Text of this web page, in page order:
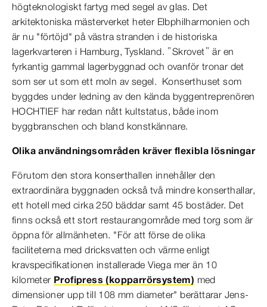
högteknologiskt fartyg med segel av glas. Det
arkitektoniska mästerverket heter Elbphilharmonien och
är nu "förtöjd" på västra stranden i de historiska
lagerkvarteren i Hamburg, Tyskland. ”Skrovet” är en
fyrkantig gammal lagerbyggnad och ovanför tronar det
som ser ut som ett moln av segel. Konserthuset som
byggdes under ledning av den kända byggentreprenören
HOCHTIEF har redan nått kultstatus, både inom
byggbranschen och bland konstkännare.
Olika användningsområden kräver flexibla lösningar
Förutom den stora konserthallen innehåller den
extraordinära byggnaden också två mindre konserthallar,
ett hotell med cirka 250 bäddar samt 45 bostäder. Det
finns också ett stort restaurangområde med torg som är
öppna för allmänheten. "För att förse de olika
faciliteterna med dricksvatten och värme enligt
kravspecifikationen installerade Viega mer än 10
kilometer Profipress (kopparrörsystem) med
dimensioner upp till 108 mm diameter" berättarar Jens-